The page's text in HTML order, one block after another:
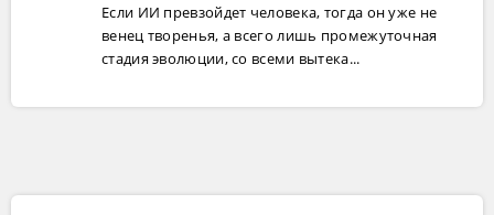
Если ИИ превзойдет человека, тогда он уже не
венец творенья, а всего лишь промежуточная
стадия эволюции, со всеми вытека...